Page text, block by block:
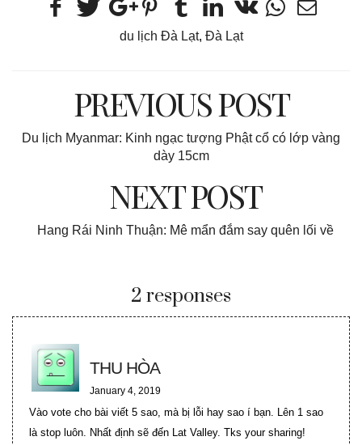
du lịch Đà Lạt, Đà Lạt
PREVIOUS POST
Du lịch Myanmar: Kinh ngạc tượng Phật cổ có lớp vàng
dày 15cm
NEXT POST
Hang Rái Ninh Thuận: Mê mẩn đắm say quên lối về
2 responses
THU HÒA
January 4, 2019
Vào vote cho bài viết 5 sao, mà bị lỗi hay sao í bạn. Lên 1 sao
là stop luôn. Nhất định sẽ đến Lat Valley. Tks your sharing!